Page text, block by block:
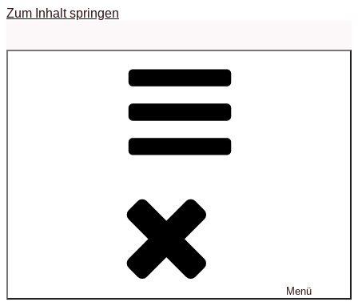
Zum Inhalt springen
Menü